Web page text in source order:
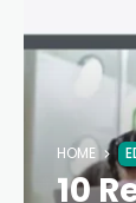
HOME
10